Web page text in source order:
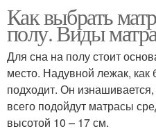
Как выбрать
полу. Виды
Для сна на полу стоит
место. Надувной лежак,
подходит. Он
всего подойдут матрасы
высотой 10 – 17 см.